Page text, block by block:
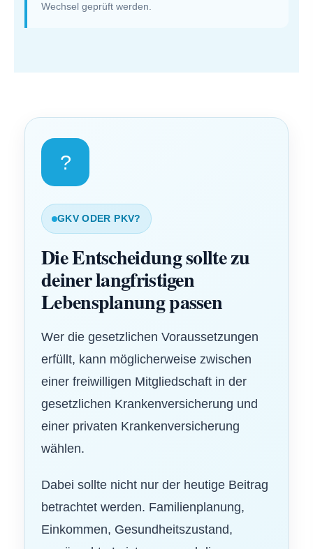
Wechsel geprüft werden.
?
GKV ODER PKV?
Die Entscheidung sollte zu
deiner langfristigen
Lebensplanung passen
Wer die gesetzlichen Voraussetzungen
erfüllt, kann möglicherweise zwischen
einer freiwilligen Mitgliedschaft in der
gesetzlichen Kranken­ver­si­che­rung und
einer privaten Kranken­ver­si­che­rung
wählen.
Dabei sollte nicht nur der heutige Beitrag
betrachtet werden. Familienplanung,
Einkommen, Gesundheitszustand,